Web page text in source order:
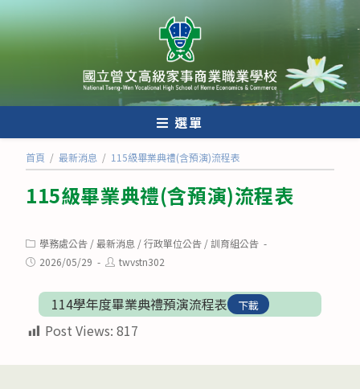
跳
轉
至
內
選單
首頁 / 最新消息 / 115級畢業典禮(含預演)流程表
115級畢業典禮(含預演)流程表
Post
category:
學務處公告 /最新消息 /行政單位公告 /訓育組公告
Post2026/05/29
Posttwvstn302
114學年度畢業典禮預演流程表 下載
Post Views: 817